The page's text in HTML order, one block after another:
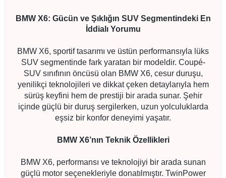
BMW X6: Gücün ve Şıklığın SUV Segmentindeki En
İddialı Yorumu
BMW X6, sportif tasarımı ve üstün performansıyla lüks
SUV segmentinde fark yaratan bir modeldir. Coupé-
SUV sınıfının öncüsü olan BMW X6, cesur duruşu,
yenilikçi teknolojileri ve dikkat çeken detaylarıyla hem
sürüş keyfini hem de prestiji bir arada sunar. Şehir
içinde güçlü bir duruş sergilerken, uzun yolculuklarda
eşsiz bir konfor deneyimi yaşatır.
BMW X6’nın Teknik Özellikleri
BMW X6, performansı ve teknolojiyi bir arada sunan
güçlü motor seçenekleriyle donatılmıştır. TwinPower